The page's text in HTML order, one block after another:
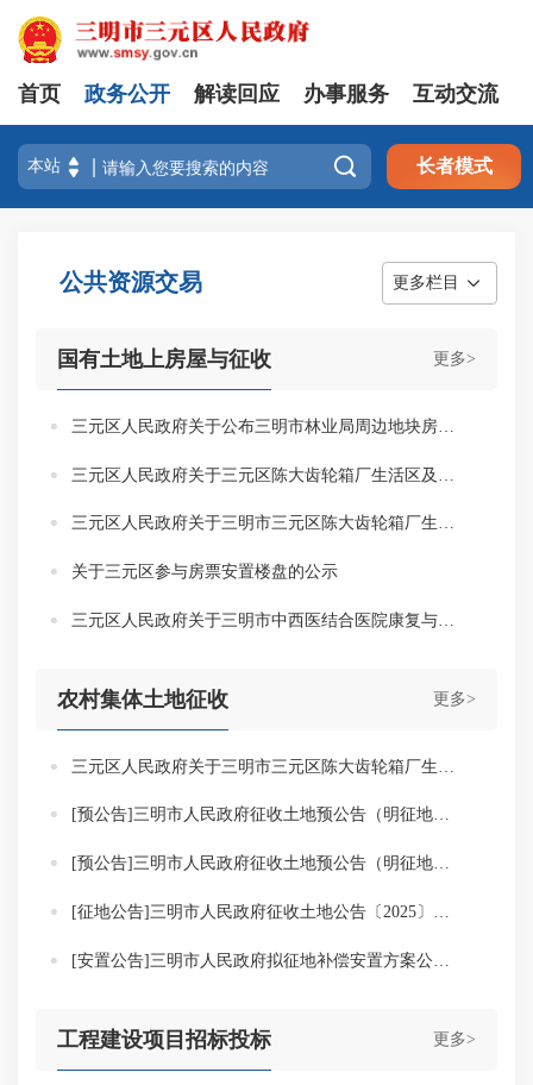
首页 政务公开 解读回应 办事服务 互动交流
 长者模式
公共资源交易 更多栏目
更多>
国有土地上房屋与征收
三元区人民政府关于三明市三元区陈大齿轮箱厂生活区及东侧地块房屋征收与补偿安置方案（修改稿）通告（元政地〔2025〕55号）
关于三元区参与房票安置楼盘的公示
更多>
农村集体土地征收
[预公告]三明市人民政府征收土地预公告（明征地预公告〔2025〕13号）
[预公告]三明市人民政府征收土地预公告（明征地预公告〔2025〕12号）
[征地公告]三明市人民政府征收土地公告〔2025〕年第1号
更多>
工程建设项目招标投标